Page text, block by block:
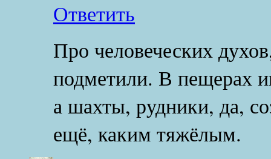
Ответить
Про человеческих
подметили. В пещерах
а шахты, рудники, да,
ещё, каким тяжёлым.